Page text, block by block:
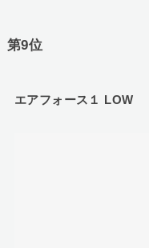
第9位
エアフォース１ LOW